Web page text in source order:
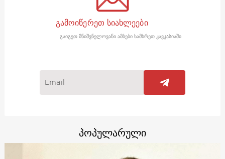
გამოიწერეთ სიახლეები
გაიგეთ მნიშვნელოვანი ამბები სამხრეთ კავკასიაში
პოპულარული